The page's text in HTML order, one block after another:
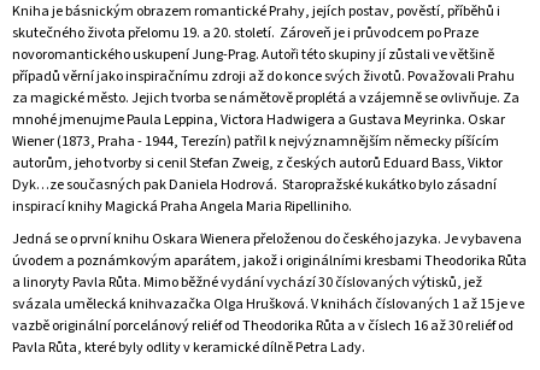
Kniha je básnickým obrazem romantické Prahy, jejích postav, pověstí, příběhů i
skutečného života přelomu 19. a 20. století. Zároveň je i průvodcem po Praze
novoromantického uskupení Jung-Prag. Autoři této skupiny jí zůstali ve většině
případů věrní jako inspiračnímu zdroji až do konce svých životů. Považovali Prahu
za magické město. Jejich tvorba se námětově proplétá a vzájemně se ovlivňuje. Za
mnohé jmenujme Paula Leppina, Victora Hadwigera a Gustava Meyrinka. Oskar
Wiener (1873, Praha - 1944, Terezín) patřil k nejvýznamnějším německy píšícím
autorům, jeho tvorby si cenil Stefan Zweig, z českých autorů Eduard Bass, Viktor
Dyk…ze současných pak Daniela Hodrová. Staropražské kukátko bylo zásadní
inspirací knihy Magická Praha Angela Maria Ripelliniho.
Jedná se o první knihu Oskara Wienera přeloženou do českého jazyka. Je vybavena
úvodem a poznámkovým aparátem, jakož i originálními kresbami Theodorika Růta
a linoryty Pavla Růta. Mimo běžné vydání vychází 30 číslovaných výtisků, jež
svázala umělecká knihvazačka Olga Hrušková. V knihách číslovaných 1 až 15 je ve
vazbě originální porcelánový reliéf od Theodorika Růta a v číslech 16 až 30 reliéf od
Pavla Růta, které byly odlity v keramické dílně Petra Lady.